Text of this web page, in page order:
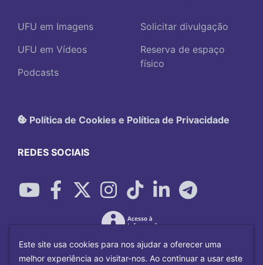
UFU em Imagens
UFU em Vídeos
Podcasts
Solicitar divulgação
Reserva de espaço
físico
Política de Cookies e Política de Privacidade
REDES SOCIAIS
Este site usa cookies para nos ajudar a oferecer uma
melhor experiência ao visitar-nos. Ao continuar a usar este